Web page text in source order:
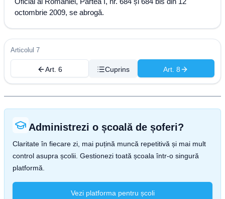
octombrie 2009, se abrogă.
Articolul 7
Art. 6 Cuprins Art. 8
Administrezi o școală de șoferi?
Claritate în fiecare zi, mai puțină muncă repetitivă și mai mult
control asupra școlii. Gestionezi toată școala într-o singură
platformă.
Vezi platforma pentru școli